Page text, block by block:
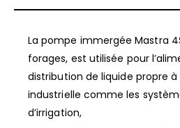
La pompe immergée Mastra
forages, est utilisée pour
distribution de liquide propre
industrielle comme les
d’irrigation,